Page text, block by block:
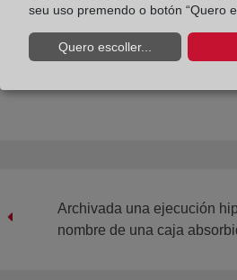
pesar de las importantes
Compartir:
Archivada una ejecución
nombre de una caja
seu uso premendo o botón “Quero
Quero escoller...